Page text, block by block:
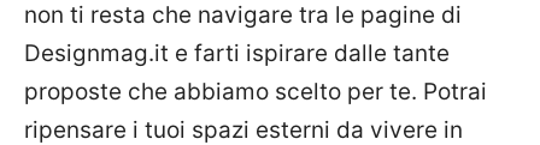
non ti resta che navigare tra le pagine di
Designmag.it e farti ispirare dalle tante
proposte che abbiamo scelto per te. Potrai
ripensare i tuoi spazi esterni da vivere in